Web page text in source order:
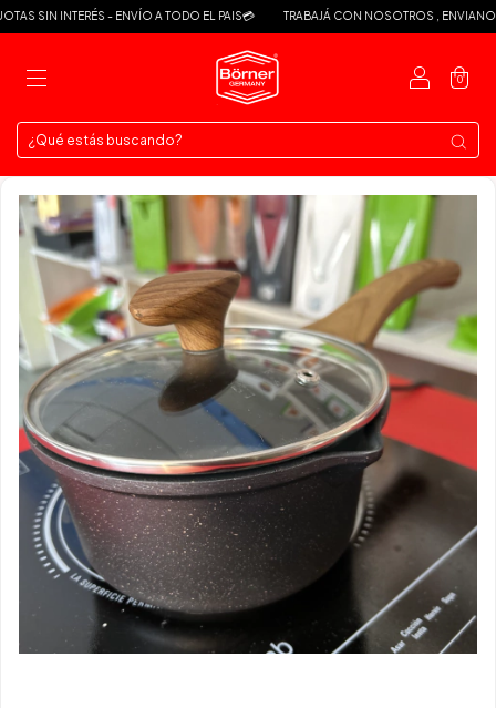
SIN INTERÉS - ENVÍO A TODO EL PAIS💳 TRABAJÁ CON NOSOTROS , ENVIANOS
0